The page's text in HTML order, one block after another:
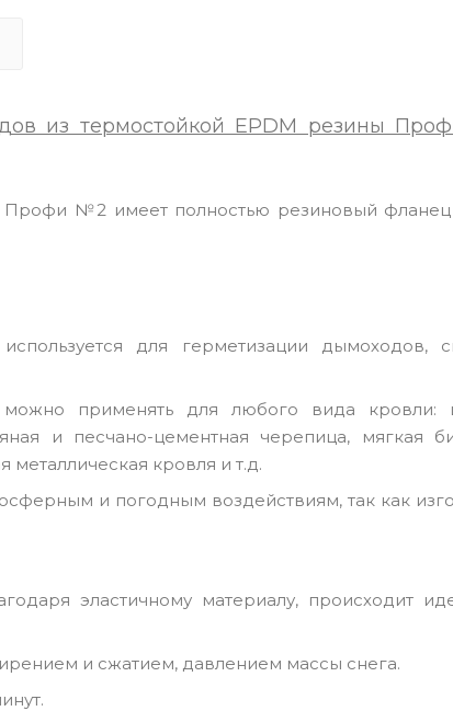
из термостойкой EPDM резины
Профи №2 имеет полностью резиновый
для герметизации дымоходов,
можно применять для любого вида кровли:
и песчано-цементная черепица, мягкая
металлическая кровля и т.д.
и погодным воздействиям, так как
эластичному материалу, происходит
и сжатием, давлением массы снега.